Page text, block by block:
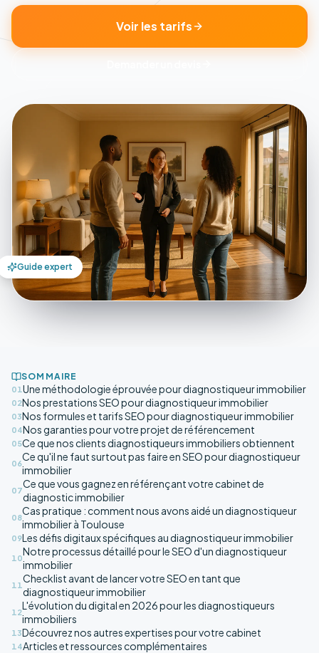
Voir les tarifs
Guide expert
SOMMAIRE
01 Une méthodologie éprouvée pour diagnostiqueur immobilier
02Nos prestations SEO pour diagnostiqueur immobilier
03Nos formules et tarifs SEO pour diagnostiqueur immobilier
04Nos garanties pour votre projet de référencement
05Ce que nos clients diagnostiqueurs immobiliers obtiennent
06
Ce qu'il ne faut surtout pas faire en SEO pour diagnostiqueur
immobilier
07
Ce que vous gagnez en référençant votre cabinet de
diagnostic immobilier
08
Cas pratique : comment nous avons aidé un diagnostiqueur
immobilier à Toulouse
09Les défis digitaux spécifiques au diagnostiqueur immobilier
10
Notre processus détaillé pour le SEO d'un diagnostiqueur
immobilier
11
Checklist avant de lancer votre SEO en tant que
diagnostiqueur immobilier
12
L'évolution du digital en 2026 pour les diagnostiqueurs
immobiliers
13Découvrez nos autres expertises pour votre cabinet
14Articles et ressources complémentaires